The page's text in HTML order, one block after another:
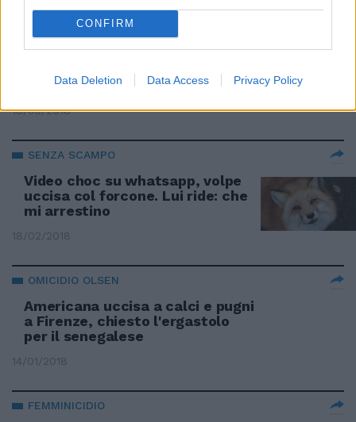
CONFIRM
Data Deletion Data Access Privacy Policy
CHOC A CANICATTINI BAGNI
Ventenne uccisa e gettata nel
pozzo. Il compagno confessa:
"Sono stato io"
18/03/2018
SENZA SCAMPO
Video choc su whatsapp, volpe
uccisa col forcone. Lui ride: che
mi arrestino
18/02/2018
OMICIDIO OLSEN
Americana uccisa a calci e pugni
a Firenze, chiesto l'ergastolo
per il senegalese
14/01/2018
FEMMINICIDIO